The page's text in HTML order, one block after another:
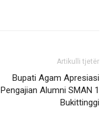
Artikulli tjetër
Bupati Agam Apresiasi
Pengajian Alumni SMAN 1
Bukittinggi